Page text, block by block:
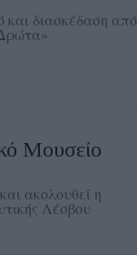
και διασκέδαση από
Μουσείο
ακολουθεί η
Λέσβου